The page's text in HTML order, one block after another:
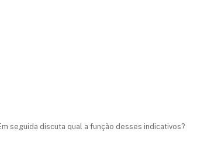
seguida discuta qual a função desses indicativos?